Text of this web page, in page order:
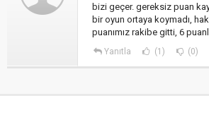
bizi geçer. gereksiz puan
bir oyun ortaya koymadı,
puanımız rakibe gitti, 6
Yanıtla (1) (0)